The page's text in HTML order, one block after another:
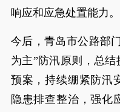
响应和应急处置能力。
今后，青岛市公路部
为主”防汛原则，总
预案，持续绷紧防汛
隐患排查整治，强化